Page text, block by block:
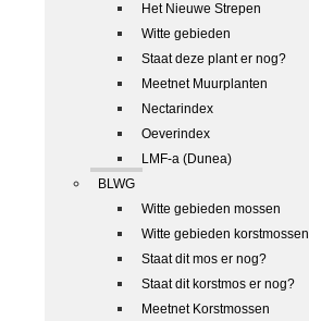
Het Nieuwe Strepen
Witte gebieden
Staat deze plant er nog?
Meetnet Muurplanten
Nectarindex
Oeverindex
LMF-a (Dunea)
BLWG
Witte gebieden mossen
Witte gebieden korstmossen
Staat dit mos er nog?
Staat dit korstmos er nog?
Meetnet Korstmossen